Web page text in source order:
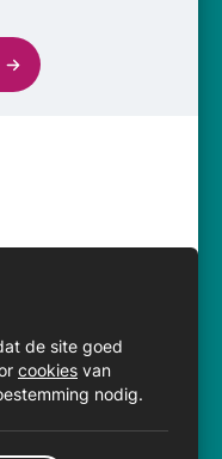
de site goed
cookies van
nodig.